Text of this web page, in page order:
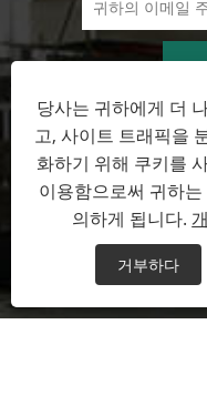
당사는 귀하에게 더
고, 사이트 트래픽을
화하기 위해 쿠키를
이용함으로써 귀하
의하게 됩니다.
거부하다